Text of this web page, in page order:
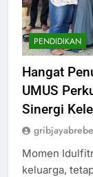
PENDIDIKAN
Hangat
UMUS
Sinergi
Momen
keluarga,